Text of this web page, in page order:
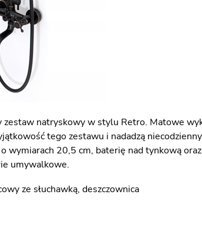
natryskowy w stylu Retro. Matowe
tego zestawu i nadadzą
wymiarach 20,5 cm, baterię nad tynkową
umywalkowe.
ze słuchawką, deszczownica